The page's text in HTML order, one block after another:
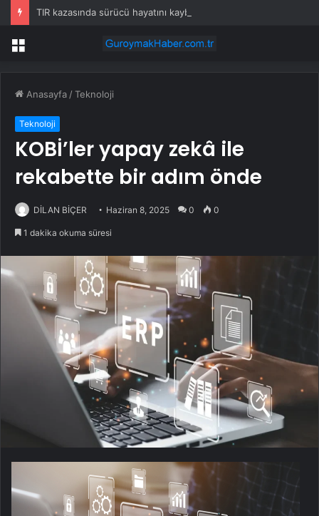
TIR kazasında sürücü hayatını kaybetti
Menü
Anasayfa /Teknoloji
Teknoloji
KOBİ’ler yapay zekâ ile
rekabette bir adım önde
DİLAN BİÇER Haziran 8, 2025 0 0
1 dakika okuma süresi